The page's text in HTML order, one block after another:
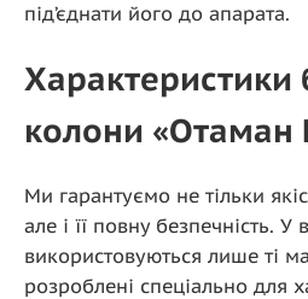
під’єднати його до апарата.
Характеристики
колони «Отаман
Ми гарантуємо не тільки
але і її повну безпечність. У
використовуються лише ті
розроблені спеціально для